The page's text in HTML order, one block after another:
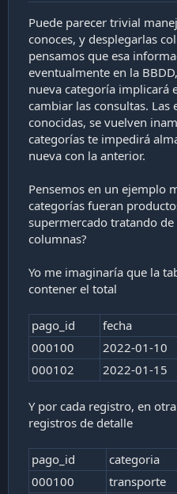
Puede parecer trivial
conoces, y desplegarlas
pensamos que esa
eventualmente en la
nueva categoría implicará
cambiar las consultas. Las
conocidas, se vuelven
categorías te impedirá
nueva con la anterior.
Pensemos en un ejemplo
categorías fueran
supermercado tratando de
columnas?
Yo me imaginaría que la
contener el total
pago_id fecha
000100
2022-01-10
000102
2022-01-15
Y por cada registro, en
registros de detalle
pago_id categoria
000100
transporte